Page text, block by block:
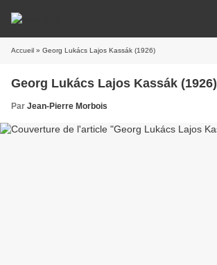
Accueil » Georg Lukács Lajos Kassák (1926)
Georg Lukács Lajos Kassák (1926)
Par Jean-Pierre Morbois